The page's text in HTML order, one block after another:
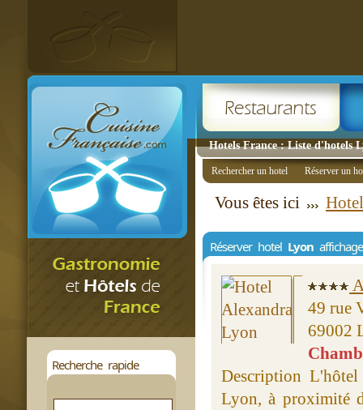
Hotels France : Liste d'hotels
Recherche rapide
Rechercher un hotel Réserver un
Vous êtes ici
Réserver hotel Lyon
49 rue
69002
Description
Lyon, à proximité